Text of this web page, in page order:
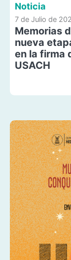
Noticia
7 de Julio de
Memorias
nueva
en la firma
USACH